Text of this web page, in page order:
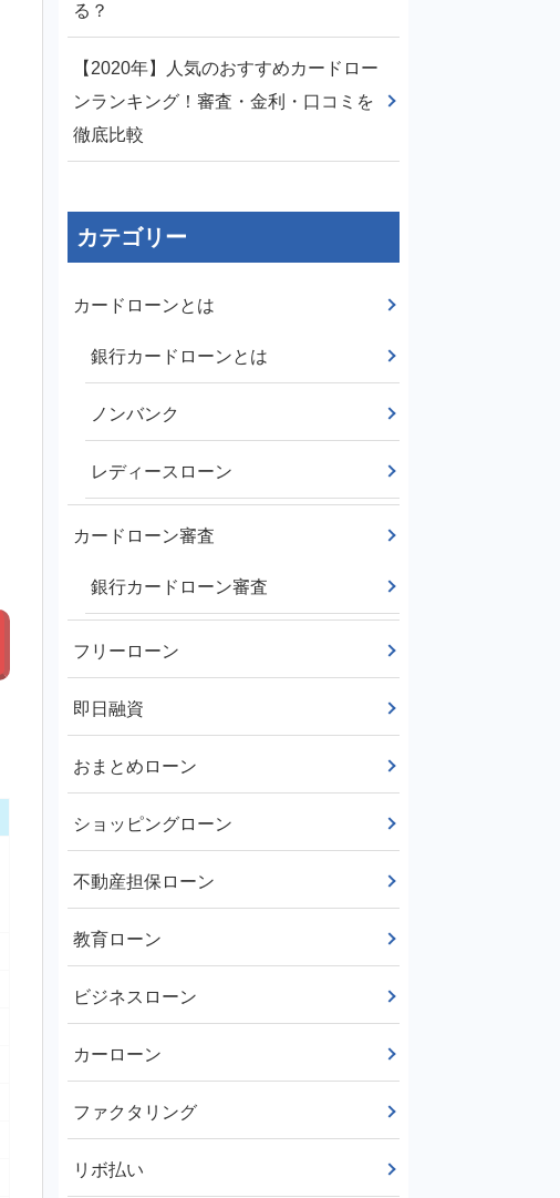
る？
【2020年】人気のおすすめカードロー
ンランキング！審査・金利・口コミを
徹底比較
カテゴリー
カードローンとは
銀行カードローンとは
ノンバンク
レディースローン
カードローン審査
銀行カードローン審査
フリーローン
即日融資
おまとめローン
ショッピングローン
不動産担保ローン
教育ローン
ビジネスローン
カーローン
ファクタリング
リボ払い